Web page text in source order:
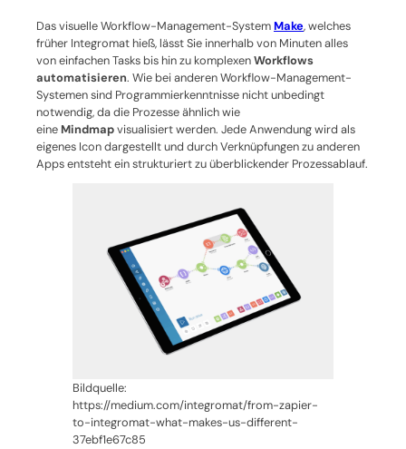
Das visuelle Workflow-Management-SystemMake, welches
früher Integromat hieß, lässt Sie innerhalb von Minuten alles
von einfachen Tasks bis hin zu komplexenWorkflows
automatisieren. Wie bei anderen Workflow-Management-
Systemen sind Programmierkenntnisse nicht unbedingt
notwendig, da die Prozesse ähnlich wie
eine Mindmapvisualisiert werden. Jede Anwendung wird als
eigenes Icon dargestellt und durch Verknüpfungen zu anderen
Apps entsteht ein strukturiert zu überblickender Prozessablauf.
Bildquelle:
https://medium.com/integromat/from-zapier-
to-integromat-what-makes-us-different-
37ebf1e67c85